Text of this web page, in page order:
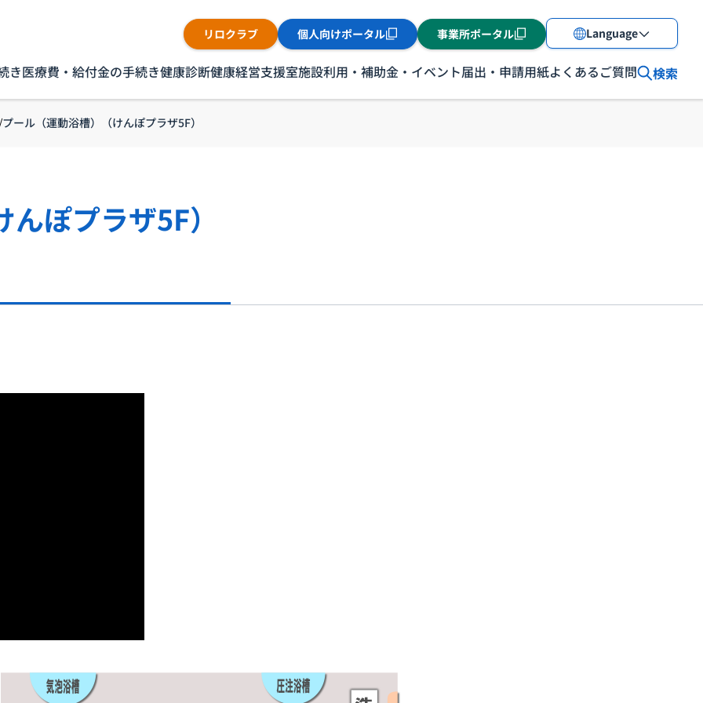
リロクラブ 個人向けポータル 事業所ポータル Language
き医療費・給付金の手続き健康診断健康経営支援室施設利用・補助金・イベント届出・申請用紙よくあるご質問 検索
プール（運動浴槽）（けんぽプラザ5F）
ぽプラザ5F）